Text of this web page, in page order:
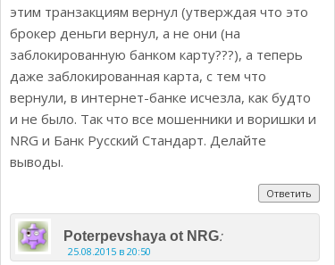
этим транзакциям вернул (утверждая что это
брокер деньги вернул, а не они (на
заблокированную банком карту???), а теперь
даже заблокированная карта, с тем что
вернули, в интернет-банке исчезла, как будто
и не было. Так что все мошенники и воришки и
NRG и Банк Русский Стандарт. Делайте
выводы.
Ответить
Poterpevshaya ot NRG:
25.08.2015 в 20:50